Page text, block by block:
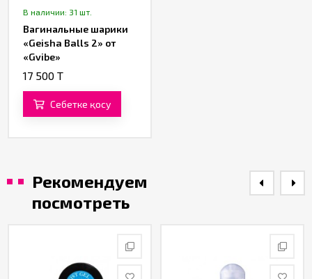
В наличии: 31 шт.
Вагинальные шарики
«Geisha Balls 2» от
«Gvibe»
17 500 T
Себетке қосу
Рекомендуем
посмотреть